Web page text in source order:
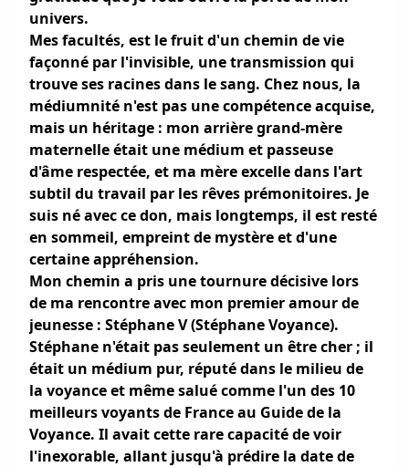
univers.
Mes facultés, est le fruit d'un chemin de vie
façonné par l'invisible, une transmission qui
trouve ses racines dans le sang. Chez nous, la
médiumnité n'est pas une compétence acquise,
mais un héritage : mon arrière grand-mère
maternelle était une médium et passeuse
d'âme respectée, et ma mère excelle dans l'art
subtil du travail par les rêves prémonitoires. Je
suis né avec ce don, mais longtemps, il est resté
en sommeil, empreint de mystère et d'une
certaine appréhension.
Mon chemin a pris une tournure décisive lors
de ma rencontre avec mon premier amour de
jeunesse : Stéphane V (Stéphane Voyance).
Stéphane n'était pas seulement un être cher ; il
était un médium pur, réputé dans le milieu de
la voyance et même salué comme l'un des 10
meilleurs voyants de France au Guide de la
Voyance. Il avait cette rare capacité de voir
l'inexorable, allant jusqu'à prédire la date de